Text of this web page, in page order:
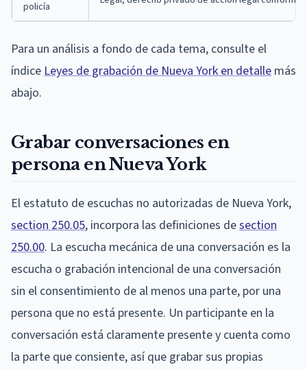
policía
Para un análisis a fondo de cada tema, consulte el
índice Leyes de grabación de Nueva York en detalle más
abajo.
Grabar conversaciones en
persona en Nueva York
El estatuto de escuchas no autorizadas de Nueva York,
section 250.05, incorpora las definiciones desection
250.00. La escucha mecánica de una conversación es la
escucha o grabación intencional de una conversación
sin el consentimiento de al menos una parte, por una
persona que no está presente. Un participante en la
conversación está claramente presente y cuenta como
la parte que consiente, así que grabar sus propias